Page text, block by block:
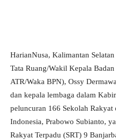
HarianNusa, ​Kalimantan
Tata Ruang/Wakil Kepala
ATR/Waka BPN), Ossy
dan kepala lembaga dalam
peluncuran 166 Sekolah Rakyat
Indonesia, Prabowo Subianto,
Rakyat Terpadu (SRT) 9